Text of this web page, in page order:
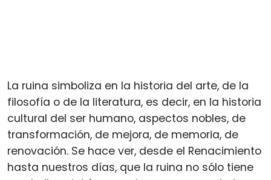
La ruina simboliza en la historia del arte, de la
filosofía o de la literatura, es decir, en la historia
cultural del ser humano, aspectos nobles, de
transformación, de mejora, de memoria, de
renovación. Se hace ver, desde el Renacimiento
hasta nuestros días, que la ruina no sólo tiene